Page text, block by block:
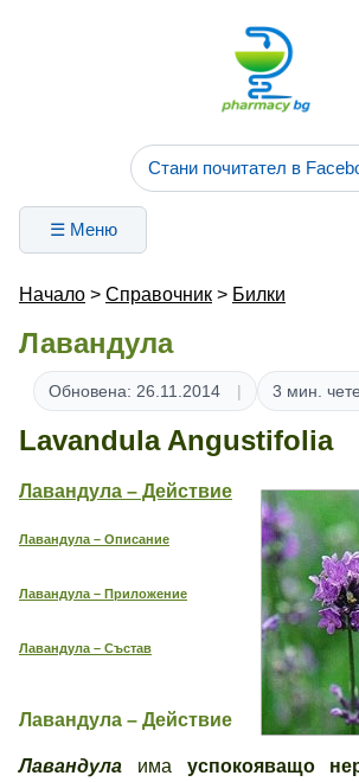
Стани почитател в
☰ Меню
Начало > Справочник > Билки
Лавандула
Обновена: 26.11.2014 3 мин.
Lavandula Angustifolia
Лавандула – Действие
Лавандула – Описание
Лавандула – Приложение
Лавандула – Състав
Лавандула – Действие
Лавандула има успокояващо